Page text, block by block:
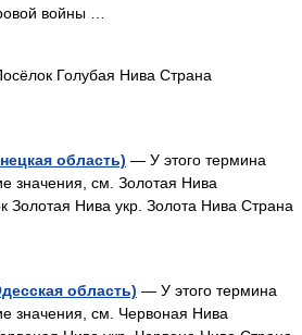
войны …
Голубая Нива Страна
область) — У этого термина
значения, см. Золотая Нива
Золотая Нива укр. Золота Нива Страна
область) — У этого термина
значения, см. Червоная Нива